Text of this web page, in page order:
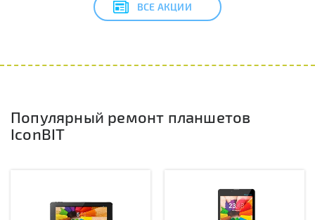
ВСЕ АКЦИИ
Популярный ремонт планшетов
IconBIT